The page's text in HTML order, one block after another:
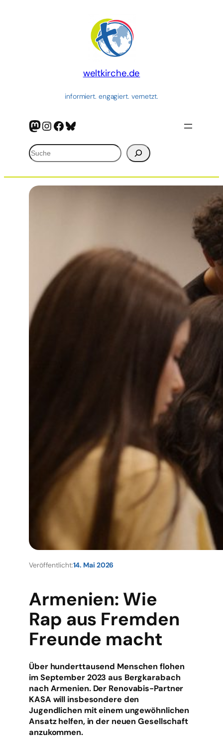
weltkirche.de
informiert. engagiert. vernetzt.
Mastodon
Instagram
Facebook
Bluesky
Suchen
Veröffentlicht:14. Mai 2026
Armenien: Wie
Rap aus Fremden
Freunde macht
Über hunderttausend Menschen flohen
im September 2023 aus Bergkarabach
nach Armenien. Der Renovabis-Partner
KASA will insbesondere den
Jugendlichen mit einem ungewöhnlichen
Ansatz helfen, in der neuen Gesellschaft
anzukommen.